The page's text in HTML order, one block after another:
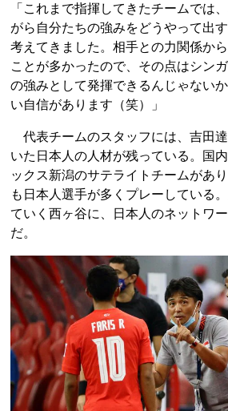
「これまで指揮してきたチームでは
がら自分たちの強みをどうやって出
考えてきました。相手との力関係か
ことが多かったので、その点はシン
の強みとして発揮できるんじゃない
い自信があります（笑）」
代表チームのスタッフには、吉田
いた日本人の人材が残っている。国
ックス新潟のサテライトチームがあ
も日本人選手が多くプレーしている
ていく西ヶ谷に、日本人のネットワ
だ。